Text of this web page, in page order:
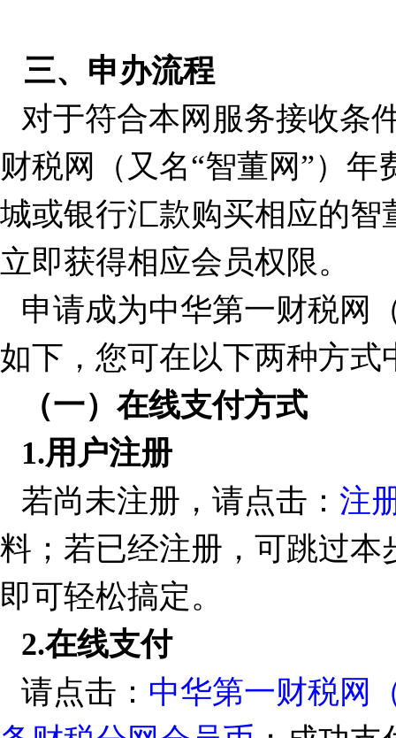
三、申办流程
对于符合本网服务接收条
财税网（又名“智董网”）
城或银行汇款购买相应的
立即获得相应会员权限。
申请成为中华第一财税网
如下，您可在以下两种方式
（一）在线支付方式
1.用户注册
若尚未注册，请点击： 注
料；若已经注册，可跳过本
即可轻松搞定。
2.在线支付
请点击： 中华第一财税网